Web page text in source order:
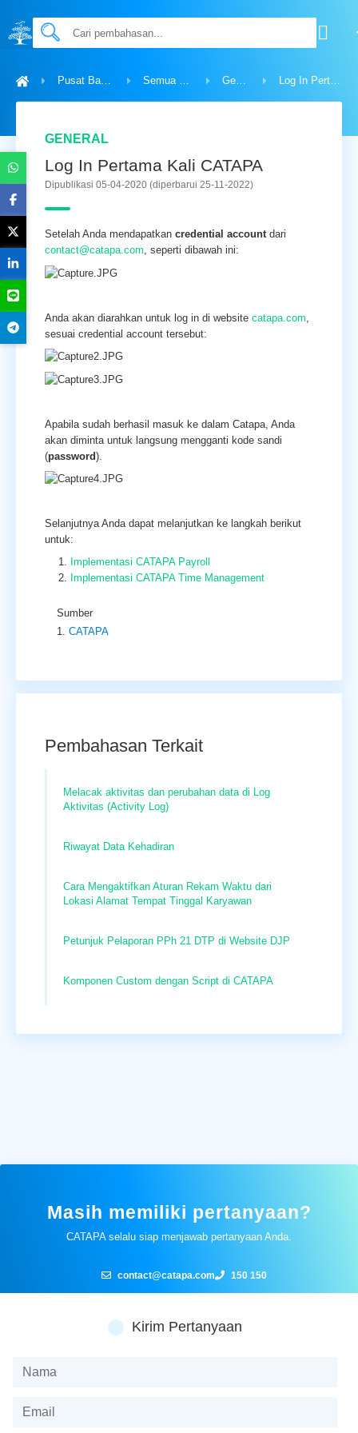
Pusat Bantuan Semua Topik General Log In Pertama Kali CATAPA
GENERAL
Log In Pertama Kali CATAPA
Dipublikasi 05-04-2020 (diperbarui 25-11-2022)
Setelah Anda mendapatkan credential accountdari
contact@catapa.com, seperti dibawah ini:
Anda akan diarahkan untuk log in di website catapa.com
sesuai credential account tersebut:
Apabila sudah berhasil masuk ke dalam Catapa, Anda
akan diminta untuk langsung mengganti kode sandi
(password).
Selanjutnya Anda dapat melanjutkan ke langkah berikut
untuk:
Implementasi CATAPA Payroll
Implementasi CATAPA Time Management
Sumber
CATAPA
Pembahasan Terkait
Melacak aktivitas dan perubahan data di Log
Aktivitas (Activity Log)
Riwayat Data Kehadiran
Cara Mengaktifkan Aturan Rekam Waktu dari
Lokasi Alamat Tempat Tinggal Karyawan
Petunjuk Pelaporan PPh 21 DTP di Website DJP
Komponen Custom dengan Script di CATAPA
Masih memiliki pertanyaan?
CATAPA selalu siap menjawab pertanyaan Anda.
contact@catapa.com 150 150
Kirim Pertanyaan